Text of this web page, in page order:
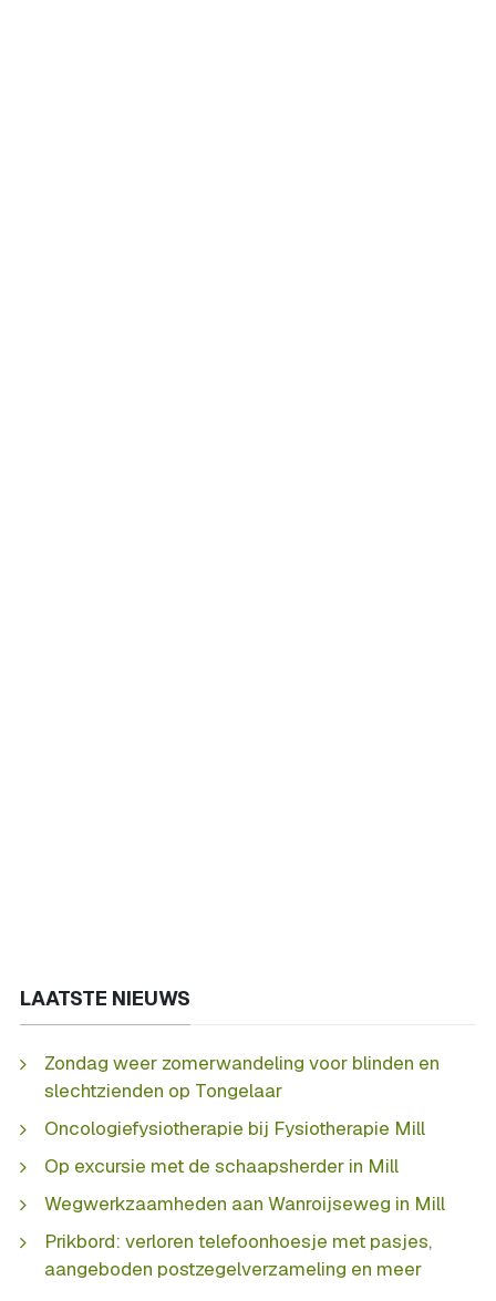
LAATSTE NIEUWS
Zondag weer zomerwandeling voor blinden en
slechtzienden op Tongelaar
Oncologiefysiotherapie bij Fysiotherapie Mill
Op excursie met de schaapsherder in Mill
Wegwerkzaamheden aan Wanroijseweg in Mill
Prikbord: verloren telefoonhoesje met pasjes,
aangeboden postzegelverzameling en meer